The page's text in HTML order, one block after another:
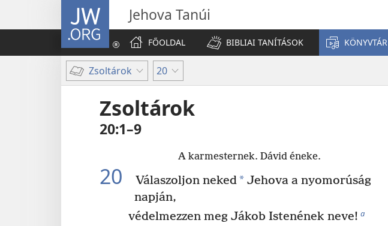
JW.ORG Jehova Tanúi
FŐOLDAL
BIBLIAI TANÍTÁSOK KÖNYVTÁR
Zsoltárok 20
Zsoltárok
20:1–9
A karmesternek. Dávid éneke.
20 Válaszoljon neked* Jehova a nyomorúság
napján,
védelmezzen meg Jákob Istenének neve! a